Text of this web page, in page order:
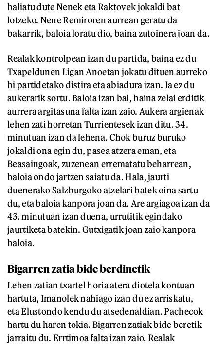
baliatu dute Nenek eta Raktovek jokaldi bat
lotzeko. Nene Remiroren aurrean geratu da
bakarrik, baloia loratu dio, baina zutoinera joan da.
Realak kontrolpean izan du partida, baina ez du
Txapeldunen Ligan Anoetan jokatu dituen aurreko
bi partidetako distira eta abiadura izan. Ia ez du
aukerarik sortu. Baloia izan bai, baina zelai erditik
aurrera argitasuna falta izan zaio. Aukera argienak
lehen zati horretan Turrientesek izan ditu. 34.
minutuan izan da lehena. Chok buruz buruko
jokaldi ona egin du, pasea atzera eman, eta
Beasaingoak, zuzenean errematatu beharrean,
baloia ondo jartzen saiatu da. Hala, jaurti
duenerako Salzburgoko atzelari batek oina sartu
du, eta baloia kanpora joan da. Are argiagoa izan da
43. minutuan izan duena, urrutitik egindako
jaurtiketa batekin. Gutxigatik joan zaio kanpora
baloia.
Bigarren zatia bide berdinetik
Lehen zatian txartel horia atera diotela kontuan
hartuta, Imanolek nahiago izan du ez arriskatu,
eta Elustondo kendu du atsedenaldian. Pachecok
hartu du haren tokia. Bigarren zatiak bide beretik
jarraitu du. Errtimoa falta izan zaio. Realak